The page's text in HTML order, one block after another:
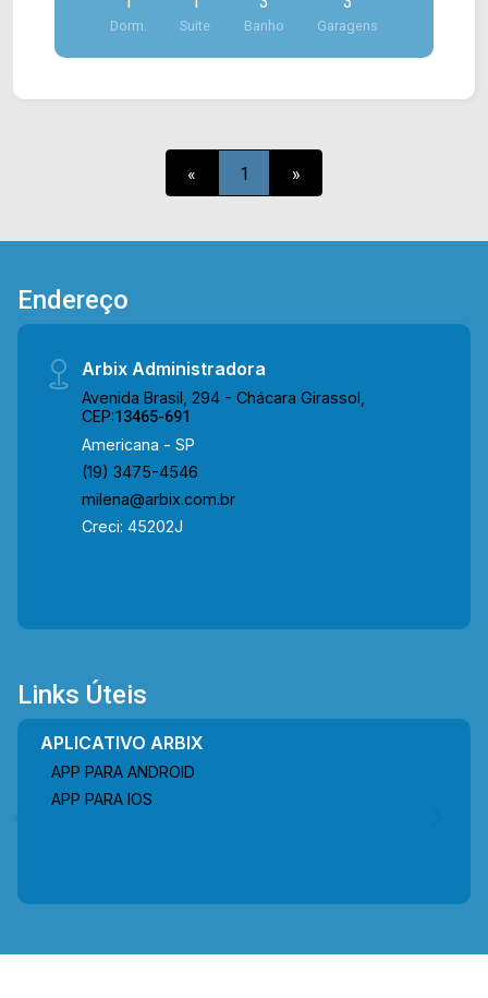
churrasqueira, piscina aquecida e área de serviço.
Possui acabamento em porcelanato, teto
rebaixado em gesso e pia de mármore no espaço
próximo a Av. João Luiz Mazer, escolas e
supermercado, conta com fácil acesso a Estrada
com a nossa equipe e agende a sua visita!!
ARBIX IMÓVEIS - Presente em cada mudança!
Dorm. Suite Banho Garagens
« 1 »
Endereço
Arbix Administradora
Avenida Brasil, 294 - Chácara Girassol,
CEP:13465-691
Americana - SP
(19) 3475-4546
milena@arbix.com.br
Creci: 45202J
Links Úteis
APLICATIVO ARBIX
APP PARA ANDROID
APP PARA IOS